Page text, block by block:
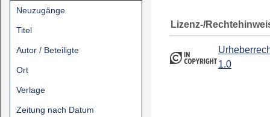
Neuzugänge
Titel
Autor / Beteiligte
Ort
Verlage
Zeitung nach Datum
Lizenz-/
1.0